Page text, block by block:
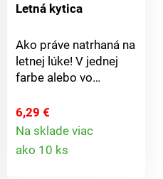
Letná kytica
Ako práve natrhaná na
letnej lúke! V jednej
farbe alebo vo
Objednajte si naraz
hneď niekoľko týchto
bohato rozkvitnutých
6,29 €
Na sklade viac
ako 10 ks